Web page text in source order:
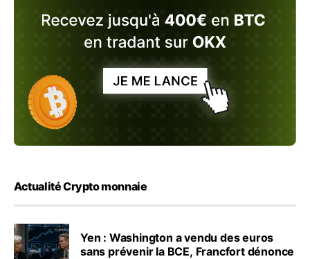
Actualité Crypto monnaie
Yen : Washington a vendu des euros
sans prévenir la BCE, Francfort dénonce